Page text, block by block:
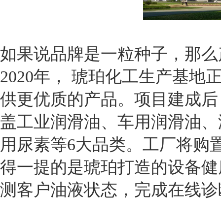
如果说品牌是一粒种子，那
2020年， 琥珀化工生产基地
供更优质的产品。 项目建成
盖工业润滑油、车用润滑油
用尿素等6大品类。 工厂将购
得一提的是琥珀打造的设备
测客户油液状态，完成在线